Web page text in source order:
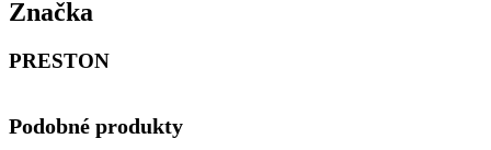
Značka
PRESTON
Podobné produkty